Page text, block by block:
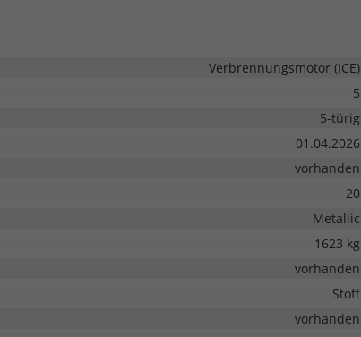
Verbrennungsmotor (ICE)
5
5-türig
01.04.2026
vorhanden
20
Metallic
1623 kg
vorhanden
Stoff
vorhanden